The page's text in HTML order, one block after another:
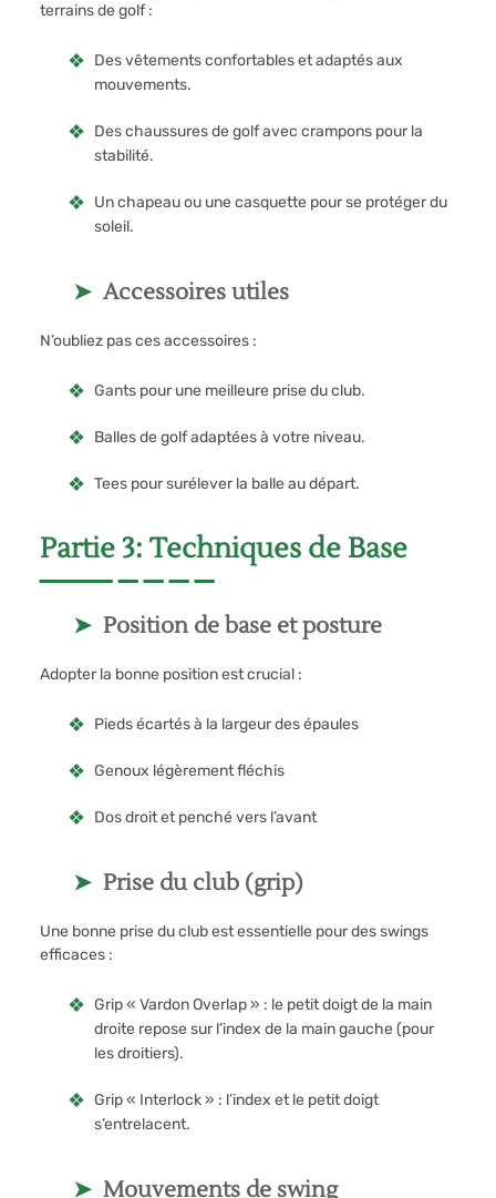
terrains de golf :
Des vêtements confortables et adaptés aux
mouvements.
Des chaussures de golf avec crampons pour la
stabilité.
Un chapeau ou une casquette pour se protéger du
soleil.
Accessoires utiles
N’oubliez pas ces accessoires :
Gants pour une meilleure prise du club.
Balles de golf adaptées à votre niveau.
Tees pour surélever la balle au départ.
Partie 3: Techniques de Base
Position de base et posture
Adopter la bonne position est crucial :
Pieds écartés à la largeur des épaules
Genoux légèrement fléchis
Dos droit et penché vers l’avant
Prise du club (grip)
Une bonne prise du club est essentielle pour des swings
efficaces :
Grip « Vardon Overlap » : le petit doigt de la main
droite repose sur l’index de la main gauche (pour
les droitiers).
Grip « Interlock » : l’index et le petit doigt
s’entrelacent.
Mouvements de swing